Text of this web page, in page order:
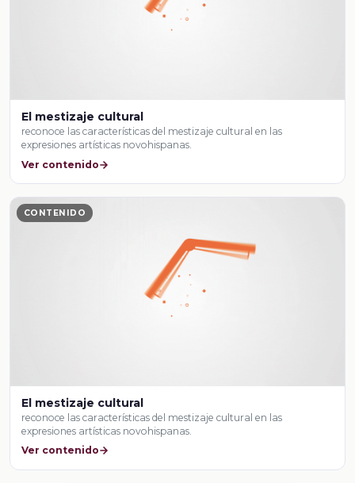
El mestizaje cultural
reconoce las características del mestizaje cultural en las
expresiones artísticas novohispanas.
Ver contenido
CONTENIDO
El mestizaje cultural
reconoce las características del mestizaje cultural en las
expresiones artísticas novohispanas.
Ver contenido